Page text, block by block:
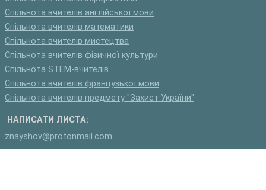
Спільнота вчителів англійської мови
Спільнота вчителів математики
Спільнота вчителів мистецтва
Спільнота вчителів фізичної культури
Спільнота STEM-вчителів
Спільнота вчителів французької мови
Спільнота вчителів предмету "Захист України"
НАПИСАТИ ЛИСТА:
znayshov@protonmail.com